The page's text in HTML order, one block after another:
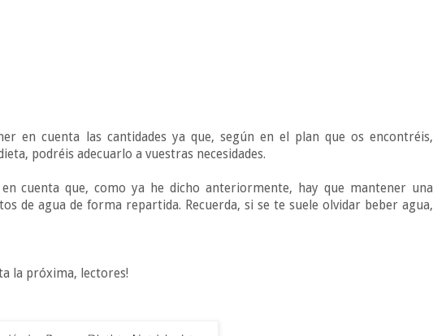
en cuenta las cantidades ya que, según en el plan que os encontréis,
podréis adecuarlo a vuestras necesidades.
cuenta que, como ya he dicho anteriormente, hay que mantener una
de agua de forma repartida. Recuerda, si se te suele olvidar beber agua,
la próxima, lectores!